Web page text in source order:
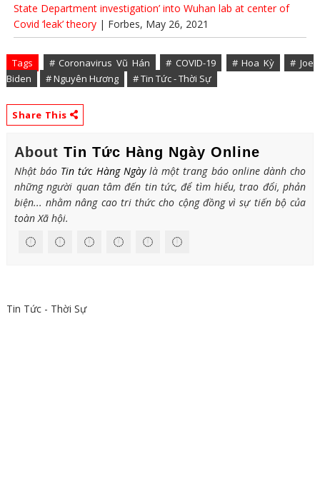
State Department investigation’ into Wuhan lab at center of
Covid ‘leak’ theory| Forbes, May 26, 2021
Tags # Coronavirus Vũ Hán # COVID-19 # Hoa Kỳ
# Joe
Biden
# Nguyên Hương # Tin Tức - Thời Sự
Share This
About Tin Tức Hàng Ngày Online
Nhật báo Tin tức Hàng Ngàylà một trang báo online dành cho
những người quan tâm đến tin tức, để tìm hiểu, trao đổi, phản
biện... nhằm nâng cao tri thức cho cộng đồng vì sự tiến bộ của
toàn Xã hội.
Tin Tức - Thời Sự